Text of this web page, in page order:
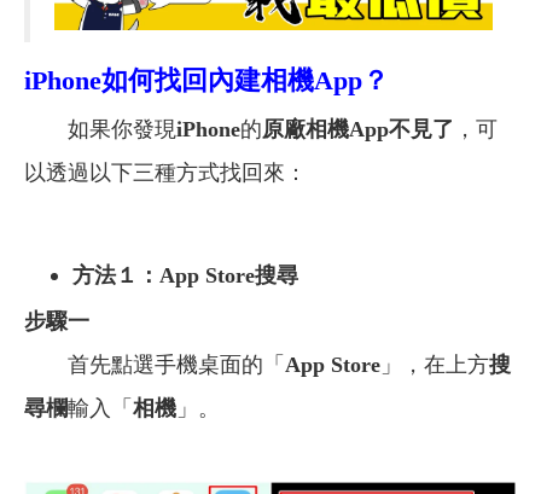
iPhone如何找回內建相機App？
如果你發現iPhone的原廠相機App不見了 ，可
以透過以下三種方式找回來：
方法１：App Store搜尋
步驟一
首先點選手機桌面的「 App Store 」，在上方搜
尋欄輸入「 相機 」。